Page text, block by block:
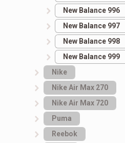
New Balance 996
New Balance 997
New Balance 998
New Balance 999
Nike
Nike Air Max 270
Nike Air Max 720
Puma
Reebok